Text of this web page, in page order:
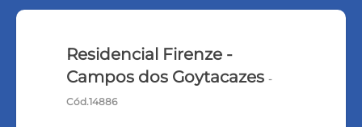
Residencial Firenze -
Campos dos Goytacazes -
Cód.14886